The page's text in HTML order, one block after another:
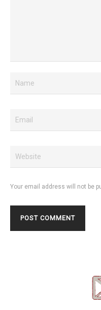
Your email address will not be